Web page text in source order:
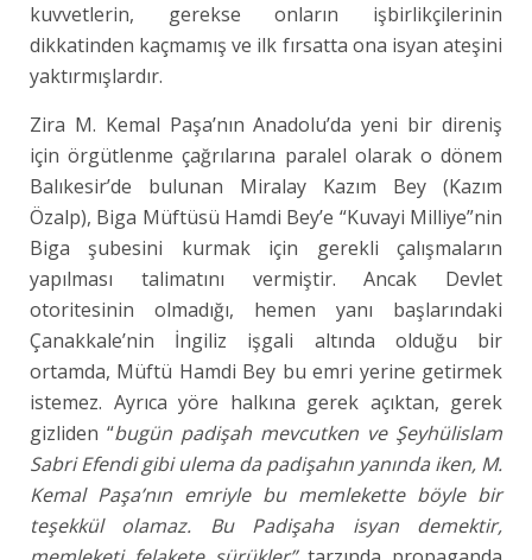
kuvvetlerin, gerekse onların işbirlikçilerinin
dikkatinden kaçmamış ve ilk fırsatta ona isyan ateşini
yaktırmışlardır.
Zira M. Kemal Paşa’nın Anadolu’da yeni bir direniş
için örgütlenme çağrılarına paralel olarak o dönem
Balıkesir’de bulunan Miralay Kazım Bey (Kazım
Özalp), Biga Müftüsü Hamdi Bey’e “Kuvayi Milliye”nin
Biga şubesini kurmak için gerekli çalışmaların
yapılması talimatını vermiştir. Ancak Devlet
otoritesinin olmadığı, hemen yanı başlarındaki
Çanakkale’nin İngiliz işgali altında olduğu bir
ortamda, Müftü Hamdi Bey bu emri yerine getirmek
istemez. Ayrıca yöre halkına gerek açıktan, gerek
gizliden “bugün padişah mevcutken ve Şeyhülislam
Sabri Efendi gibi ulema da padişahın yanında iken, M.
Kemal Paşa’nın emriyle bu memlekette böyle bir
teşekkül olamaz. Bu Padişaha isyan demektir,